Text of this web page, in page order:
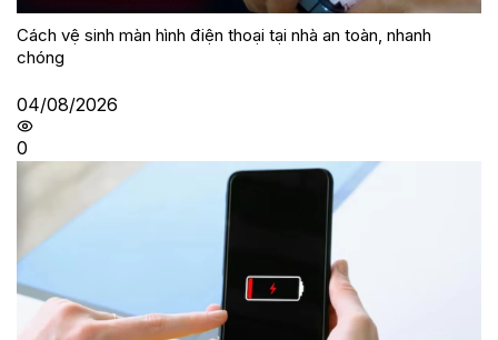
Cách vệ sinh màn hình điện thoại tại nhà an toàn, nhanh
chóng
04/08/2026
0